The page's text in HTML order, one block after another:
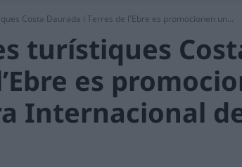
Costa Daurada i Terres de l'Ebre es promocionen un...
turístiques
es
Internacional